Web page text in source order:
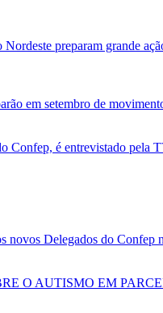
preparam grande
em setembro de
é entrevistado pela
novos Delegados do Confep
O AUTISMO EM